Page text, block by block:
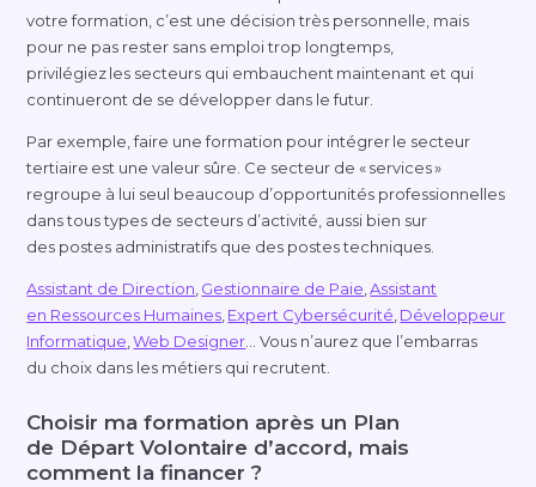
votre formation, c’est une décision très personnelle, mais
pour ne pas rester sans emploi trop longtemps,
privilégiez les secteurs qui embauchent maintenant et qui
continueront de se développer dans le futur.
Par exemple, faire une formation pour intégrer le secteur
tertiaire est une valeur sûre. Ce secteur de « services »
regroupe à lui seul beaucoup d’opportunités professionnelles
dans tous types de secteurs d’activité, aussi bien sur
des postes administratifs que des postes techniques.
Assistant de Direction Gestionnaire de Paie ,Assistant
en Ressources Humaines Expert Cybersécurité Développeur
Informatique ,Web Designer … Vous n’aurez que l’embarras
du choix dans les métiers qui recrutent.
Choisir ma formation après un Plan
de Départ Volontaire d’accord, mais
comment la financer ?